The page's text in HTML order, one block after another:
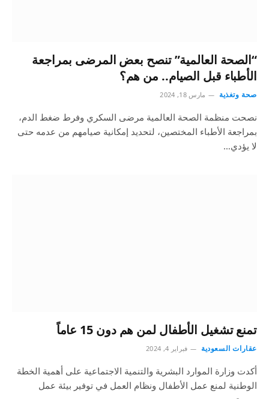
“الصحة العالمية” تنصح بعض المرضى بمراجعة
الأطباء قبل الصيام.. من هم؟
صحة وتغذية مارس 18, 2024
نصحت منظمة الصحة العالمية مرضى السكري وفرط ضغط الدم،
بمراجعة الأطباء المختصين، لتحديد إمكانية صيامهم من عدمه حتى
لا يؤدي…
تمنع تشغيل الأطفال لمن هم دون 15 عاماً
عقارات السعودية فبراير 4, 2024
أكدت وزارة الموارد البشرية والتنمية الاجتماعية على أهمية الخطة
الوطنية لمنع عمل الأطفال ونظام العمل في توفير بيئة عمل